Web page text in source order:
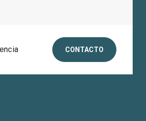
CONTACTO